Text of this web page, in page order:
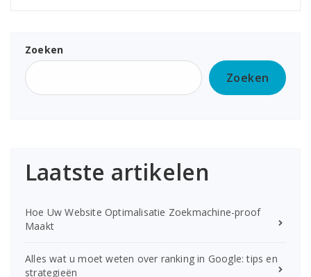
Zoeken
Zoeken
Laatste artikelen
Hoe Uw Website Optimalisatie Zoekmachine-proof
Maakt
Alles wat u moet weten over ranking in Google: tips en
strategieën